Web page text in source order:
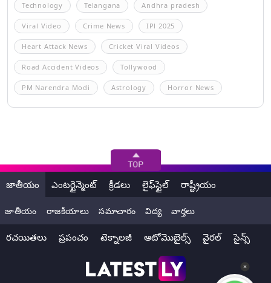
Technology Telangana Andhra pradesh
Viral Video Crime News IPl 2025
Heart Attack News Cricket Viral Videos
Road Accident Videos Tollywood
PM Narendra Modi Astrology Horror News
జాతీయం ఎంటర్టైన్మెంట్ క్రీడలు లైఫ్‌స్టైల్ రాష్ట్రీయం
జాతీయం రాజకీయాలు సమాచారం విద్య వార్తలు
రచయితలు ప్రపంచం టెక్నాలజీ ఆటోమొబైల్స్ వైరల్ సైన్స్